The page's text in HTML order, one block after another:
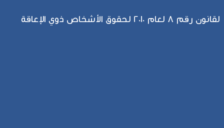
لقانون رقم 8 لعام 2010 لحقوق الأشخاص ذوي الإعاقة